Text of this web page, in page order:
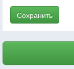
Сохранить